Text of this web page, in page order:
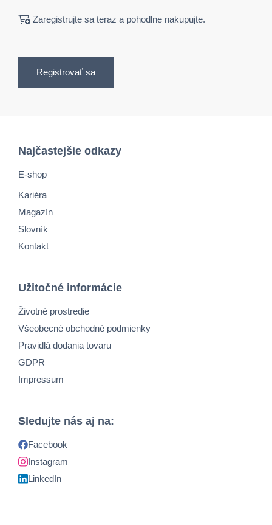
Zaregistrujte sa teraz a pohodlne nakupujte.
Registrovať sa
Najčastejšie odkazy
E-shop
Kariéra
Magazín
Slovník
Kontakt
Užitočné informácie
Životné prostredie
Všeobecné obchodné podmienky
Pravidlá dodania tovaru
GDPR
Impressum
Sledujte nás aj na:
Facebook
Instagram
LinkedIn